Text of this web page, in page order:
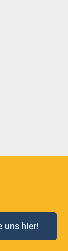
uns hier!